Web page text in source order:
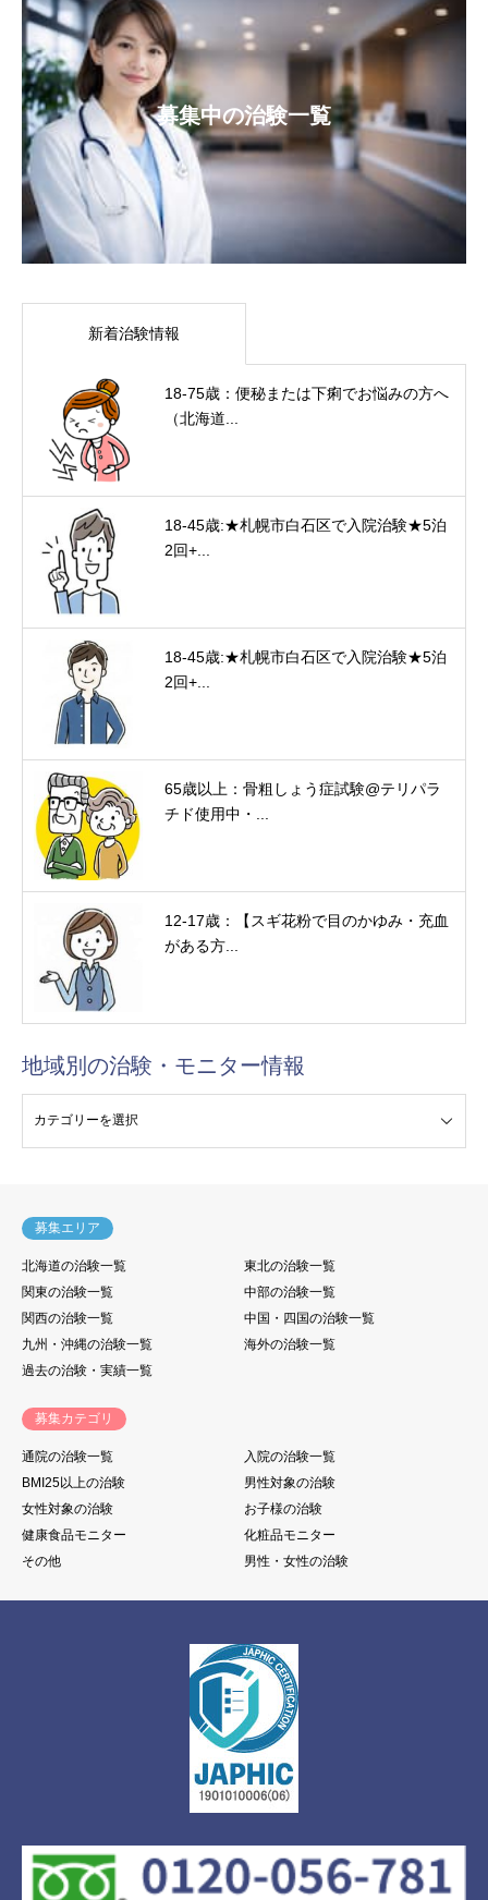
募集中の治験一覧
新着治験情報
18-75歳：便秘または下痢でお悩みの方へ
（北海道...
18-45歳:★札幌市白石区で入院治験★5泊
2回+...
18-45歳:★札幌市白石区で入院治験★5泊
2回+...
65歳以上：骨粗しょう症試験@テリパラ
チド使用中・...
12-17歳：【スギ花粉で目のかゆみ・充血
がある方...
地域別の治験・モニター情報
募集エリア
北海道の治験一覧
東北の治験一覧
関東の治験一覧
中部の治験一覧
関西の治験一覧
中国・四国の治験一覧
九州・沖縄の治験一覧
海外の治験一覧
過去の治験・実績一覧
募集カテゴリ
通院の治験一覧
入院の治験一覧
BMI25以上の治験
男性対象の治験
女性対象の治験
お子様の治験
健康食品モニター
化粧品モニター
その他
男性・女性の治験